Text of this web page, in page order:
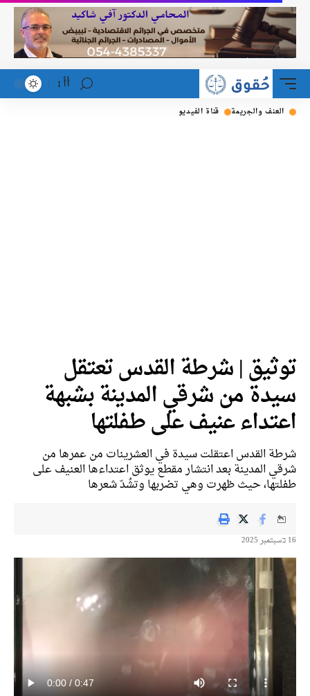
أأ
والجريمة قناة الفيديو
| شرطة القدس تعتقل
من شرقي المدينة بشبهة
عنيف على طفلتها
القدس اعتقلت سيدة في العشرينات من عمرها من
المدينة بعد انتشار مقطع يوثق اعتداءها العنيف على
حيث ظهرت وهي تضربها وتشُدّ شعرها